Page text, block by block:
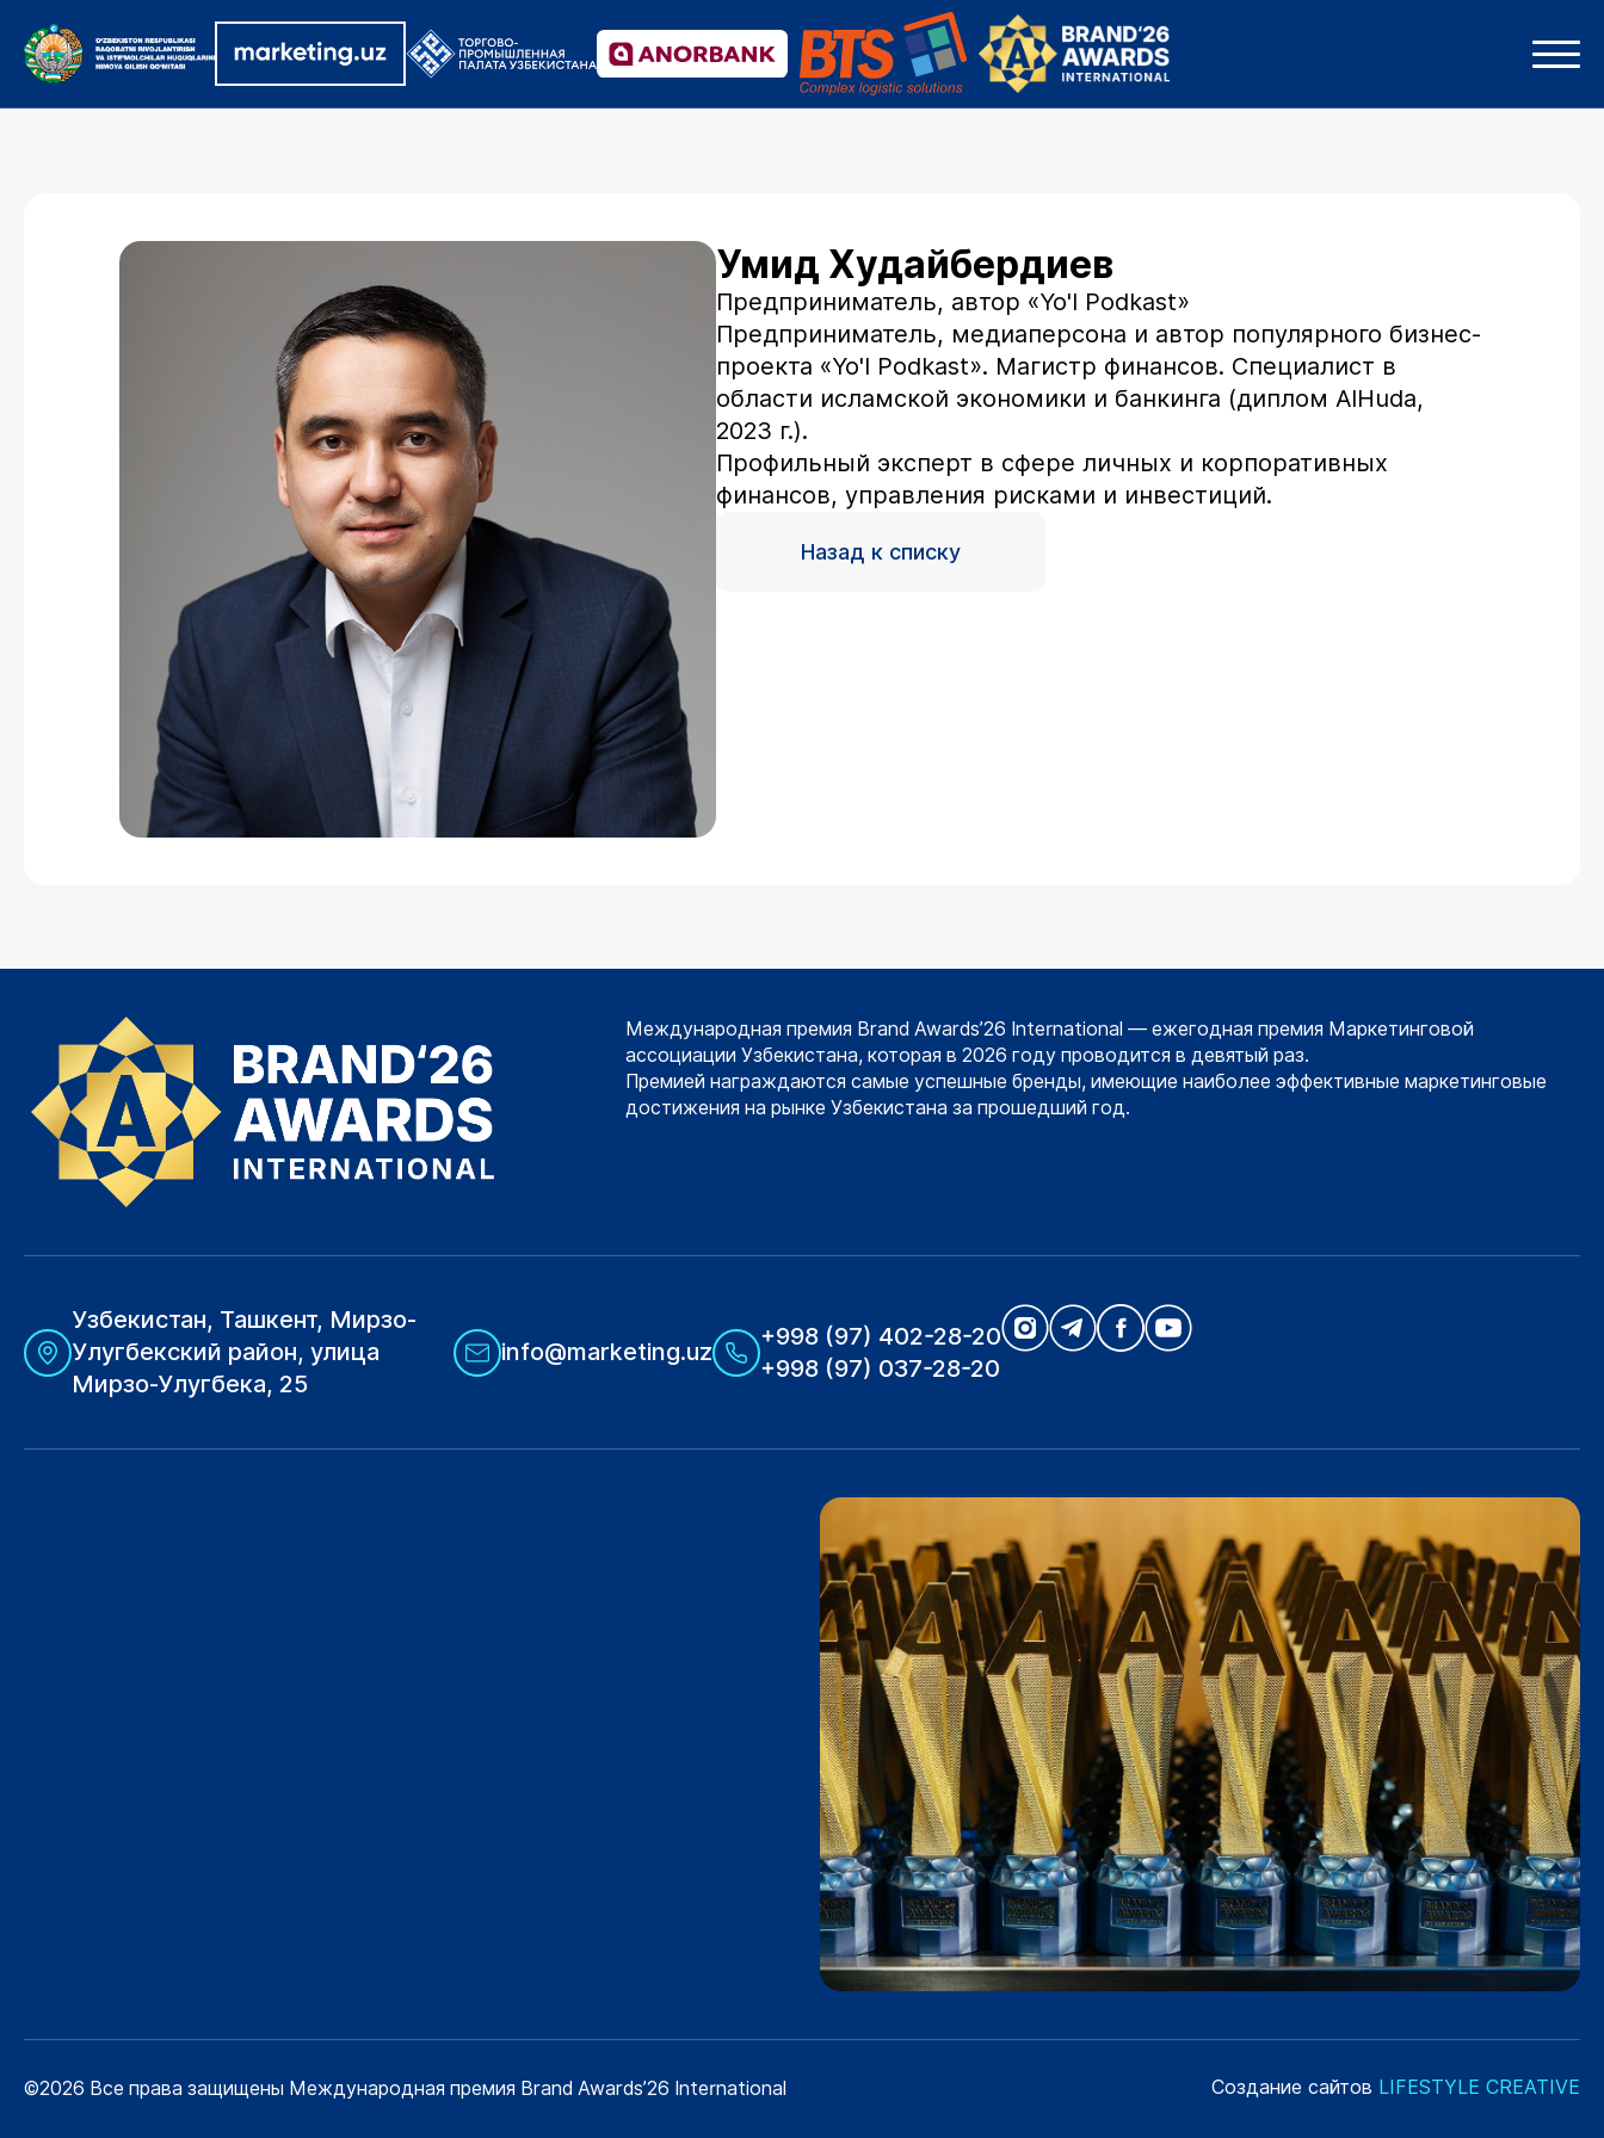
Умид Худайбердиев
Предприниматель, автор «Yo'l Podkast»
Предприниматель, медиаперсона и автор популярного бизнес-
проекта «Yo'l Podkast». Магистр финансов. Специалист в
области исламской экономики и банкинга (диплом AlHuda,
2023 г.).
Профильный эксперт в сфере личных и корпоративных
финансов, управления рисками и инвестиций.
Назад к списку
Международная премия Brand Awards’26 International — ежегодная премия Маркетинговой
ассоциации Узбекистана, которая в 2026 году проводится в девятый раз.
Премией награждаются самые успешные бренды, имеющие наиболее эффективные маркетинговые
достижения на рынке Узбекистана за прошедший год.
Узбекистан, Ташкент, Мирзо-
Улугбекский район, улица
Мирзо-Улугбека, 25
info@marketing.uz
+998 (97) 402-28-20
+998 (97) 037-28-20
©2026 Все права защищены Международная премия Brand Awards’26 International Создание сайтов LIFESTYLE CREATIVE